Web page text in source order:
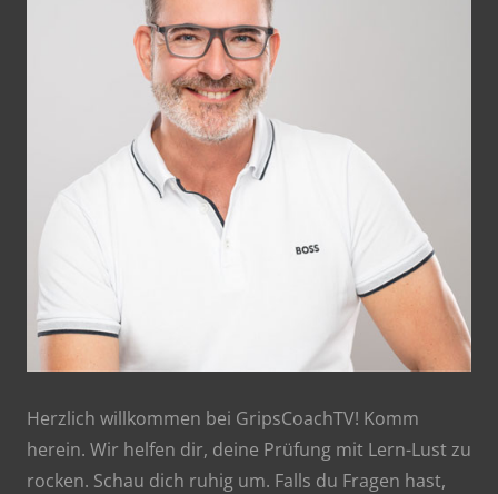
Herzlich willkommen bei GripsCoachTV! Komm
herein. Wir helfen dir, deine Prüfung mit Lern-Lust zu
rocken. Schau dich ruhig um. Falls du Fragen hast,